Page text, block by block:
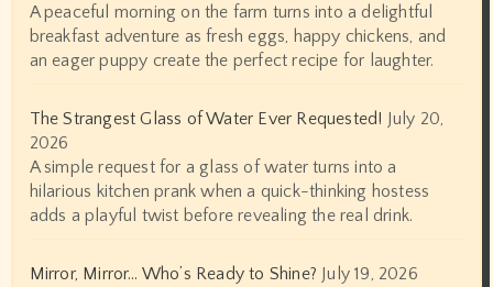
A peaceful morning on the farm turns into a delightful
breakfast adventure as fresh eggs, happy chickens, and
an eager puppy create the perfect recipe for laughter.
The Strangest Glass of Water Ever Requested! July 20,
2026
A simple request for a glass of water turns into a
hilarious kitchen prank when a quick-thinking hostess
adds a playful twist before revealing the real drink.
Mirror, Mirror… Who’s Ready to Shine? July 19, 2026